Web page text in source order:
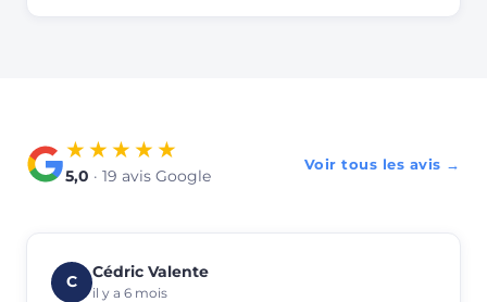
★★★★★
5,0 · 19 avis Google
Voir tous les avis →
C Cédric Valente
il y a 6 mois